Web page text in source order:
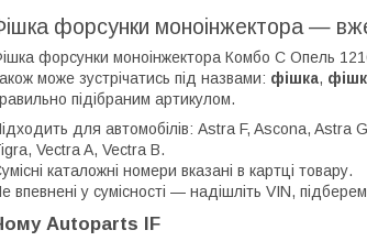
форсунки моноінжектора —
форсунки моноінжектора Комбо С Опель
може зустрічатись під назвами: фішка,
підібраним артикулом.
для автомобілів: Astra F, Ascona,
Vectra A, Vectra B.
каталожні номери вказані в картці товару.
впевнені у сумісності — надішліть VIN,
Autoparts IF